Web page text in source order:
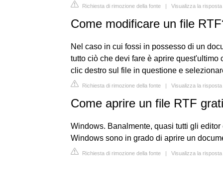
Richiesta di rimozione della fonte | Visualizza la
Come modificare un file
Nel caso in cui fossi in possesso di un
tutto ciò che devi fare è aprire
clic destro sul file in questione e
Richiesta di rimozione della fonte | Visualizza la
Come aprire un file RTF
Windows. Banalmente, quasi tutti gli
Windows sono in grado di aprire un
Richiesta di rimozione della fonte | Visualizza la